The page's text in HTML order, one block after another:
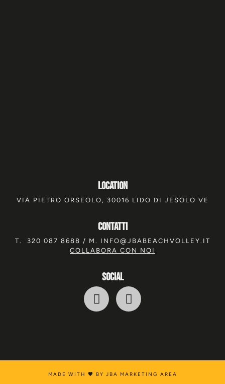
location
VIA PIETRO ORSEOLO, 30016 LIDO DI JESOLO VE
Contatti
T. 320 087 8688 / M. INFO@JBABEACHVOLLEY.IT
COLLABORA CON NOI
SOCIAL
MADE WITH 🖤 BY JBA MARKETING AREA